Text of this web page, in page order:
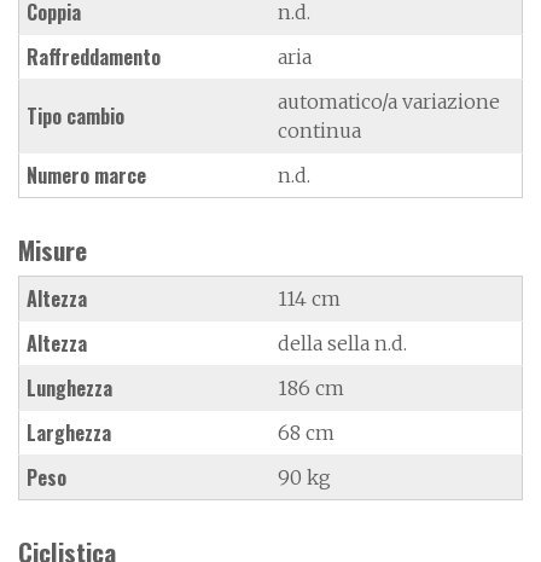
Coppia n.d.
Raffreddamento aria
Tipo cambio
automatico/a variazione
continua
Numero marce n.d.
Misure
Altezza 114 cm
Altezza della sella n.d.
Lunghezza 186 cm
Larghezza 68 cm
Peso 90 kg
Ciclistica